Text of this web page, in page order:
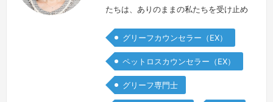
たちは、ありのままの私たちを受け止め
す。言葉を話さず、そっと寄り添ってく
れます。何もしなくてもいい、ただ側に
いてくれるだけでいい、心からそのよう
に思える動物たちとの暮らしはかけがえ
グリーフカウンセラー（EX）
ペットロスカウンセラー（EX）
グリーフ専門士